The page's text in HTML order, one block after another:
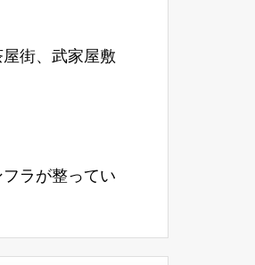
街、武家屋敷
ラが整ってい